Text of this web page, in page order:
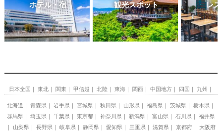
ホテル・宿 観光スポット レ
日本全国 東北 関東 甲信越 北陸 東海 関西 中国地方 四国 九州
北海道 青森県 岩手県 宮城県 秋田県 山形県 福島県 茨城県
栃木県
群馬県
埼玉県 千葉県 東京都 神奈川県 新潟県 富山県 石川県
福井県
山梨県
長野県 岐阜県 静岡県 愛知県 三重県 滋賀県 京都府
大阪府